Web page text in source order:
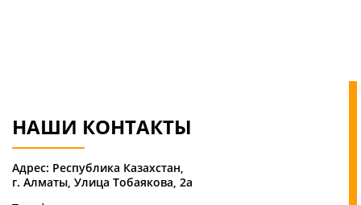
НАШИ КОНТАКТЫ
Адрес: Республика Казахстан,
г. Алматы, ​Улица Тобаякова, 2а